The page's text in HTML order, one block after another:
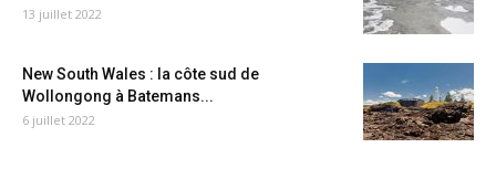
13 juillet 2022
New South Wales : la côte sud de
Wollongong à Batemans...
6 juillet 2022